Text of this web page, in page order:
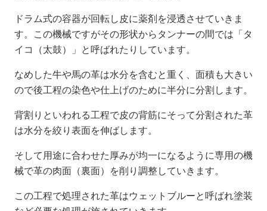
ドラム式の容器が回転し皮に薬剤を浸透させていきま
す。この機械ですがその形状からタンナーの間では「タ
イコ（太鼓）」と呼ばれたりしています。
なめした牛や馬の革は水分を含むと重く、面積も大きい
ので後工程の染色や仕上げのために半分に分割します。
背割りといわれる工程で皮の背筋にそって分割された革
は水分を絞り表面を伸ばします。
そして用途に合わせた厚みが均一になるように専用の機
械で革の肉面（裏面）を削り調整していきます。
この工程で処理された革はウェットブルーと呼ばれ塗装